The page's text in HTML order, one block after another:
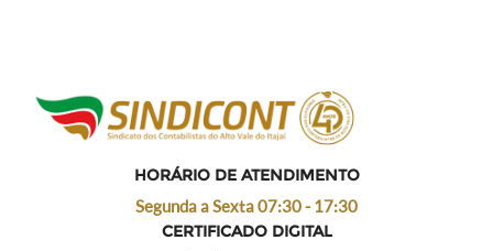
HORÁRIO DE ATENDIMENTO
Segunda a Sexta 07:30 - 17:30
CERTIFICADO DIGITAL